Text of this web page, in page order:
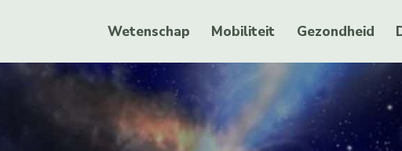
Wetenschap Mobiliteit Gezondheid